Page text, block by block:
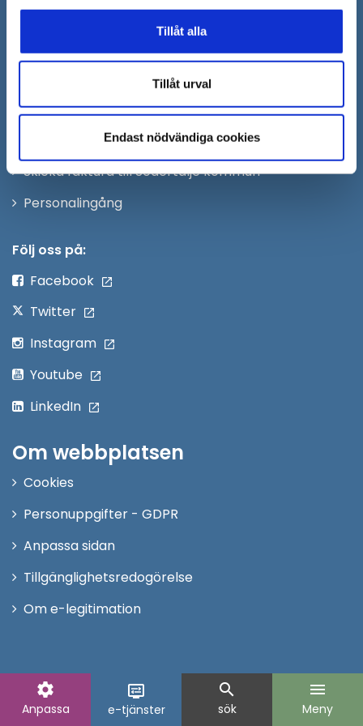
Tillåt alla
Tillåt urval
Endast nödvändiga cookies
settings
Anpassa
display_settings
e-tjänster
search
sök
menu
Meny
KontaktcenterÖppna
nytt
fönster
nytt
Säkra meddelanden
Anslagstavla
Skicka faktura till Södertälje kommun
PersonalingångÖppna
Följ oss på:
Facebook
Twitter
Instagram
Youtube
LinkedIn
Om webbplatsen
Cookies
Personuppgifter - GDPR
Anpassa sidan
Tillgänglighetsredogörelse
Om e-legitimation